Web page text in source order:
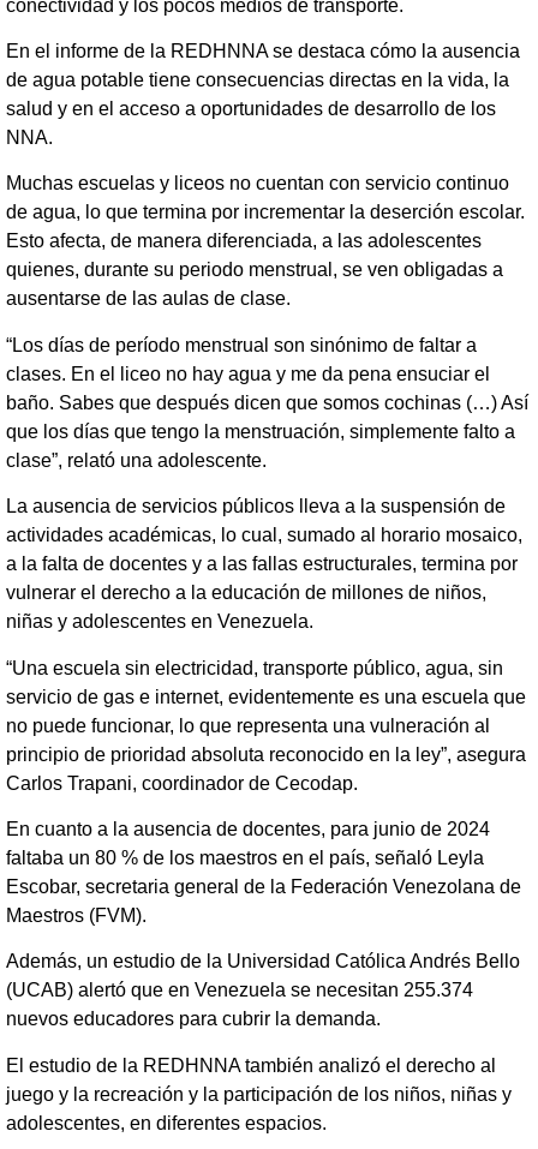
conectividad y los pocos medios de transporte.
En el informe de la REDHNNA se destaca cómo la ausencia
de agua potable tiene consecuencias directas en la vida, la
salud y en el acceso a oportunidades de desarrollo de los
NNA.
Muchas escuelas y liceos no cuentan con servicio continuo
de agua, lo que termina por incrementar la deserción escolar.
Esto afecta, de manera diferenciada, a las adolescentes
quienes, durante su periodo menstrual, se ven obligadas a
ausentarse de las aulas de clase.
“Los días de período menstrual son sinónimo de faltar a
clases. En el liceo no hay agua y me da pena ensuciar el
baño. Sabes que después dicen que somos cochinas (…) Así
que los días que tengo la menstruación, simplemente falto a
clase”, relató una adolescente.
La ausencia de servicios públicos lleva a la suspensión de
actividades académicas, lo cual, sumado al horario mosaico,
a la falta de docentes y a las fallas estructurales, termina por
vulnerar el derecho a la educación de millones de niños,
niñas y adolescentes en Venezuela.
“Una escuela sin electricidad, transporte público, agua, sin
servicio de gas e internet, evidentemente es una escuela que
no puede funcionar, lo que representa una vulneración al
principio de prioridad absoluta reconocido en la ley”, asegura
Carlos Trapani, coordinador de Cecodap.
En cuanto a la ausencia de docentes, para junio de 2024
faltaba un 80 % de los maestros en el país, señaló Leyla
Escobar, secretaria general de la Federación Venezolana de
Maestros (FVM).
Además, un estudio de la Universidad Católica Andrés Bello
(UCAB) alertó que en Venezuela se necesitan 255.374
nuevos educadores para cubrir la demanda.
El estudio de la REDHNNA también analizó el derecho al
juego y la recreación y la participación de los niños, niñas y
adolescentes, en diferentes espacios.